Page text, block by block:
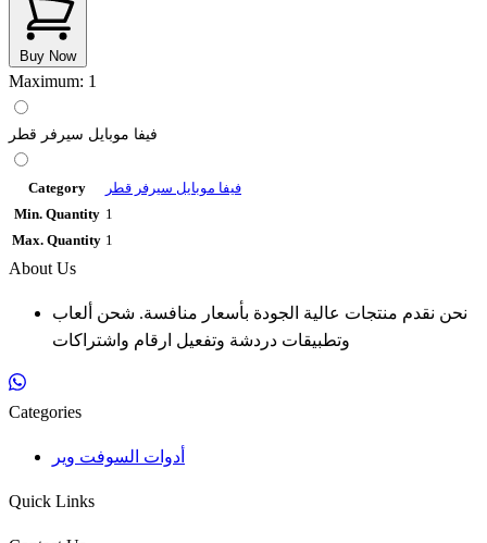
Buy Now
Maximum: 1
فيفا موبايل سيرفر قطر
Category
فيفا موبايل سيرفر قطر
Min. Quantity 1
Max. Quantity 1
About Us
نحن نقدم منتجات عالية الجودة بأسعار منافسة. شحن ألعاب
وتطبيقات دردشة وتفعيل ارقام واشتراكات
Categories
أدوات السوفت وير
Quick Links